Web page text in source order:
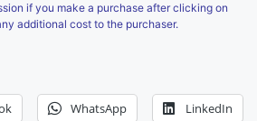
if you make a purchase after clicking on
additional cost to the purchaser.
WhatsApp LinkedIn